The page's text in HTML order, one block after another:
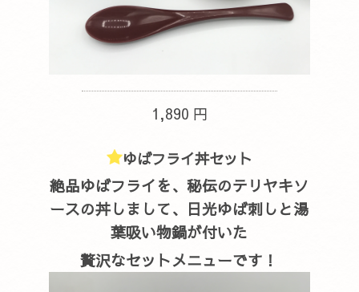
1,890 円
ゆばフライ丼セット
絶品ゆばフライを、秘伝のテリヤキソ
ースの丼しまして、日光ゆば刺しと湯
葉吸い物鍋が付いた
贅沢なセットメニューです！